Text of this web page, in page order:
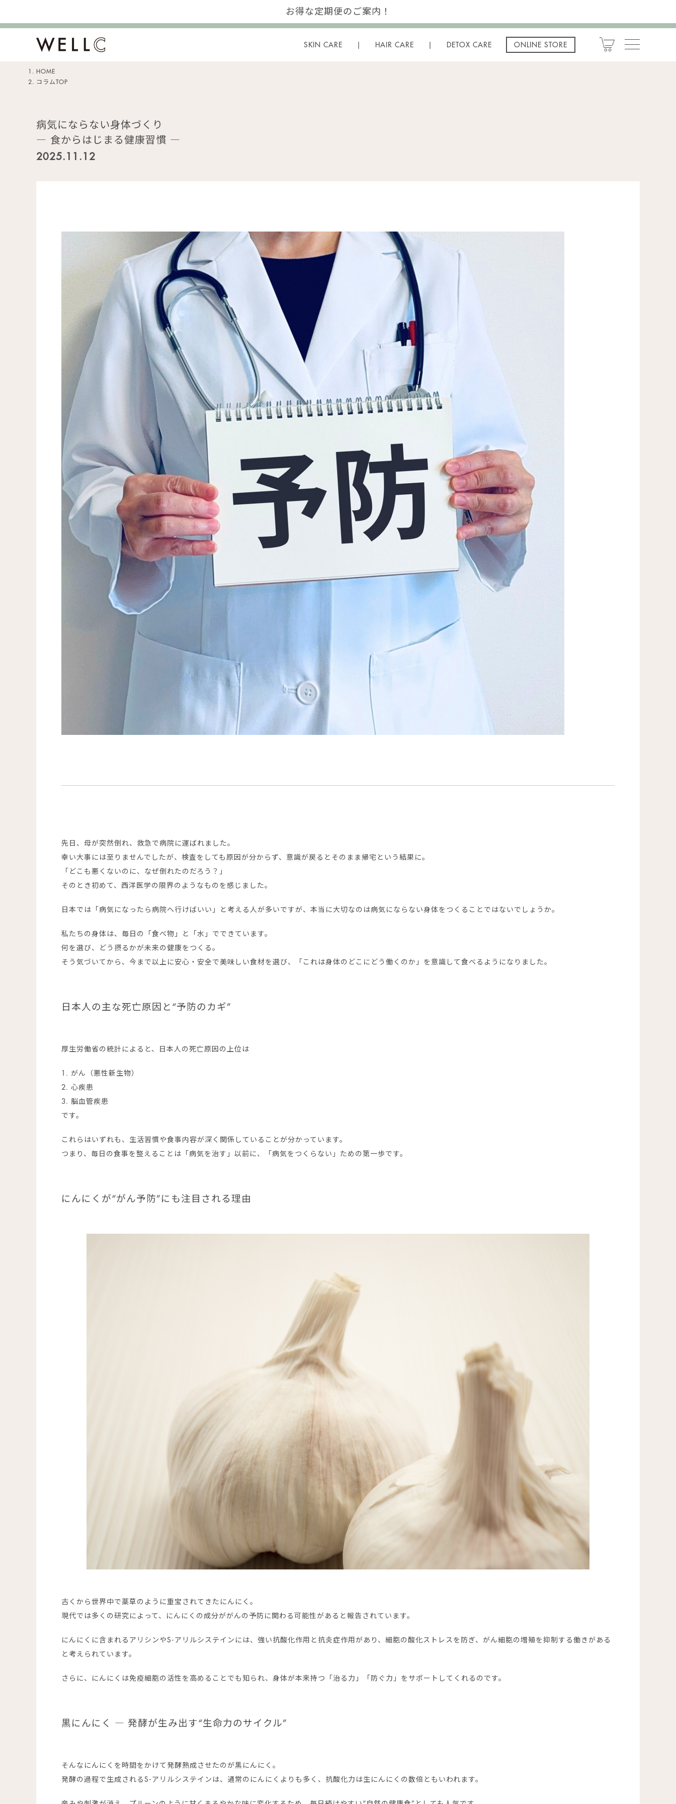
お得な定期便のご案内！
SKIN CARE HAIR CARE DETOX CARE ONLINE STORE
HOME
コラムTOP
病気にならない身体づくり
― 食からはじまる健康習慣 ―
2025.11.12
先日、母が突然倒れ、救急で病院に運ばれました。
幸い大事には至りませんでしたが、検査をしても原因が分からず、意識が戻るとそのまま帰宅という結果に。
「どこも悪くないのに、なぜ倒れたのだろう？」
そのとき初めて、西洋医学の限界のようなものを感じました。
日本では「病気になったら病院へ行けばいい」と考える人が多いですが、本当に大切なのは病気にならない身体をつくることではないでしょうか。
私たちの身体は、毎日の「食べ物」と「水」でできています。
何を選び、どう摂るかが未来の健康をつくる。
そう気づいてから、今まで以上に安心・安全で美味しい食材を選び、「これは身体のどこにどう働くのか」を意識して食べるようになりました。
日本人の主な死亡原因と“予防のカギ”
厚生労働省の統計によると、日本人の死亡原因の上位は
1. がん（悪性新生物）
2. 心疾患
3. 脳血管疾患
です。
これらはいずれも、生活習慣や食事内容が深く関係していることが分かっています。
つまり、毎日の食事を整えることは「病気を治す」以前に、「病気をつくらない」ための第一歩です。
にんにくが“がん予防”にも注目される理由
古くから世界中で薬草のように重宝されてきたにんにく。
現代では多くの研究によって、にんにくの成分ががんの予防に関わる可能性があると報告されています。
にんにくに含まれるアリシンやS-アリルシステインには、強い抗酸化作用と抗炎症作用があり、細胞の酸化ストレスを防ぎ、がん細胞の増殖を抑制する働きがある
と考えられています。
さらに、にんにくは免疫細胞の活性を高めることでも知られ、身体が本来持つ「治る力」「防ぐ力」をサポートしてくれるのです。
黒にんにく ― 発酵が生み出す“生命力のサイクル”
そんなにんにくを時間をかけて発酵熟成させたのが黒にんにく。
発酵の過程で生成されるS-アリルシステインは、通常のにんにくよりも多く、抗酸化力は生にんにくの数倍ともいわれます。